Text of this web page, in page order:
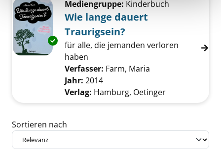
Exemplar-Details von Wie lange dauert
Mediengruppe: Kinderbuch
Wie lange dauert
Traurigsein?
für alle, die jemanden verloren
haben
Verfasser: Farm, Maria
Jahr: 2014
Verlag: Hamburg, Oetinger
Zu den Suchfiltern springen
Sortieren nach